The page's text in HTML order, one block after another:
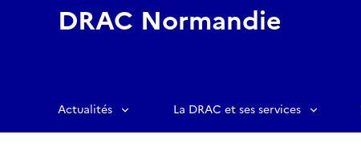
DRAC Normandie
Actualités La DRAC et ses services